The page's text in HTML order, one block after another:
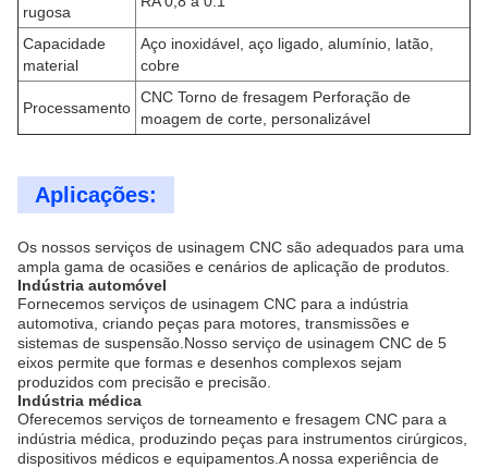
rugosa
Capacidade
material
Aço inoxidável, aço ligado, alumínio, latão,
cobre
Processamento
CNC Torno de fresagem Perforação de
moagem de corte, personalizável
Aplicações:
Os nossos serviços de usinagem CNC são adequados para uma
ampla gama de ocasiões e cenários de aplicação de produtos.
Indústria automóvel
Fornecemos serviços de usinagem CNC para a indústria
automotiva, criando peças para motores, transmissões e
sistemas de suspensão.Nosso serviço de usinagem CNC de 5
eixos permite que formas e desenhos complexos sejam
produzidos com precisão e precisão.
Indústria médica
Oferecemos serviços de torneamento e fresagem CNC para a
indústria médica, produzindo peças para instrumentos cirúrgicos,
dispositivos médicos e equipamentos.A nossa experiência de